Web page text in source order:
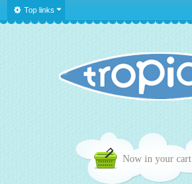
Top links
Now in your cart